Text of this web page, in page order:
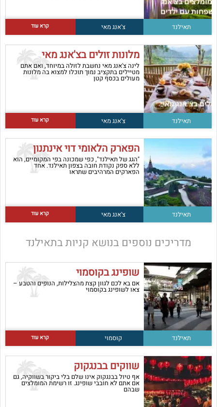
תאילנד צ'אנג מאי קרא עוד
מלונות זולים בצ'אנג מאי
לינה צ'אנג מאי נחשבת לזולה במיוחד, ואם אתם
מטיילים בתקציב נמוך תוכלו למצוא בה מלונות
מעולים בכסף קטן
תאילנד צ'אנג מאי קרא עוד
הפארק הלאומי דוי אינתנון
"הגג של תאילנד", כפי שמכונה בפי המקומיים, הוא
ללא ספק נקודת חובה בצפון תאילנד. אחד
הפארקים המרהיבים שתראו
תאילנד צ'אנג מאי קרא עוד
מדריכים נוספים בנושא קניות בתאילנד
שופינג בקוסמוי
אם בא לכם לגוון קצת מהצלילות, הנופים והטבע –
צאו לשופינג בקוסמוי
תאילנד קוסמוי קרא עוד
שווקים בבנגקוק
אף טיול בבנגקוק אינו שלם בלי ביקור בשווקיה, גם
אם אתם לא חובבי שופינג. זו רשימת המומלצים
שבהם